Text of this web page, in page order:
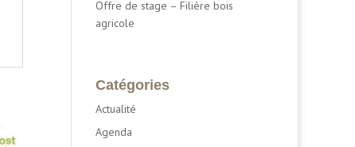
Offre de stage – Filière bois
agricole
Catégories
Actualité
Agenda